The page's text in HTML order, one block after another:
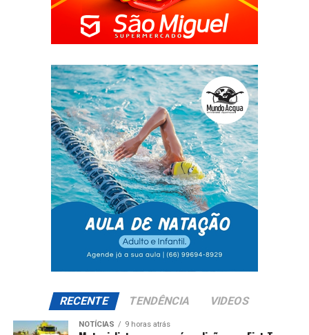
RECENTE TENDÊNCIA VIDEOS
NOTÍCIAS 9 horas atrás